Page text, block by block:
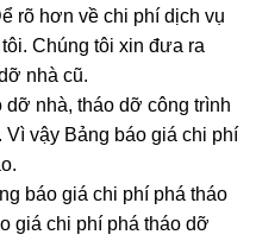
rõ hơn về chi phí dịch vụ
Chúng tôi xin đưa ra
nhà cũ.
nhà, tháo dỡ công trình
vậy Bảng báo giá chi phí
báo giá chi phí phá tháo
giá chi phí phá tháo dỡ